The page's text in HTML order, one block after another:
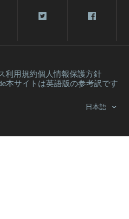
利⽤規約個人情報保護方針
本サイトは英語版の参考訳です
日本語